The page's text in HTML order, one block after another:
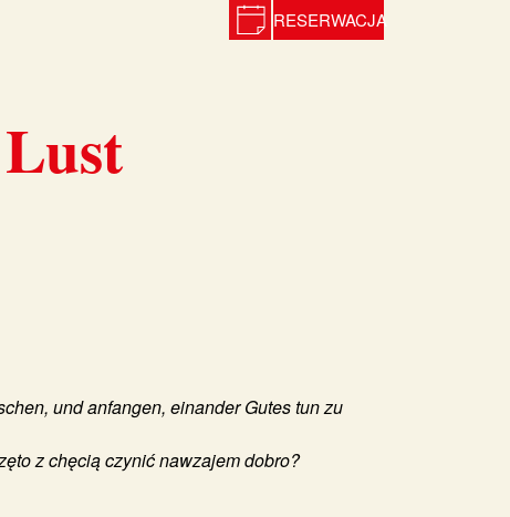
RESERWACJA
und anfangen, einander Gutes tun zu
z chęcią czynić nawzajem dobro?